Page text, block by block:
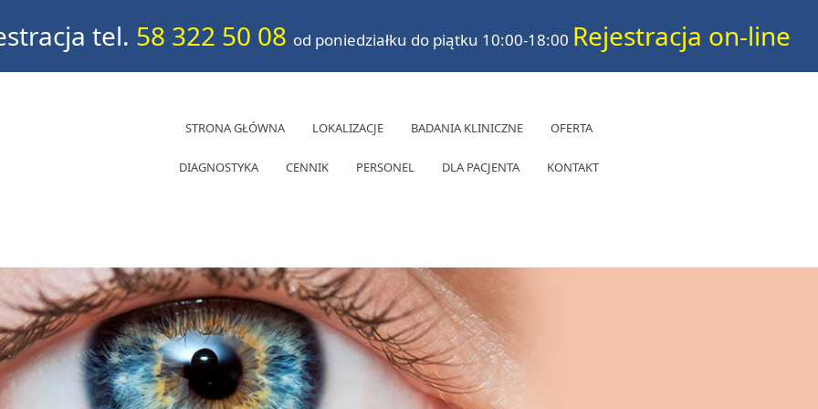
tel. 58 322 50 08 od poniedziałku do piątku 10:00-18:00 Rejestracja on-line
STRONA GŁÓWNA LOKALIZACJE BADANIA KLINICZNE OFERTA
DIAGNOSTYKA CENNIK PERSONEL DLA PACJENTA KONTAKT